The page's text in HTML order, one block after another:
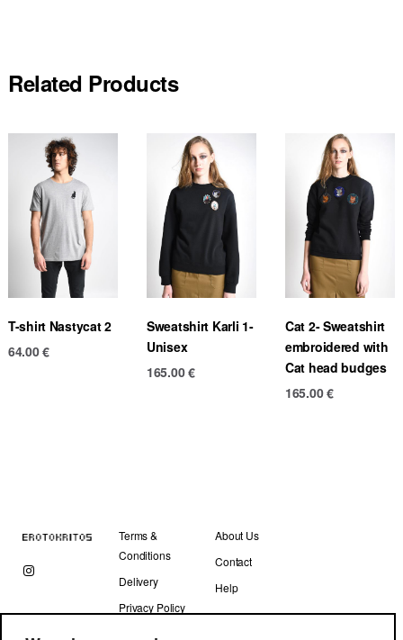
Related Products
T-shirt Nastycat 2
64.00€
Sweatshirt Karli 1-
Unisex
165.00€
Cat 2- Sweatshirt
embroidered with
Cat head budges
165.00€
Terms &
Conditions
Delivery
Privacy Policy
About Us
Contact
Help